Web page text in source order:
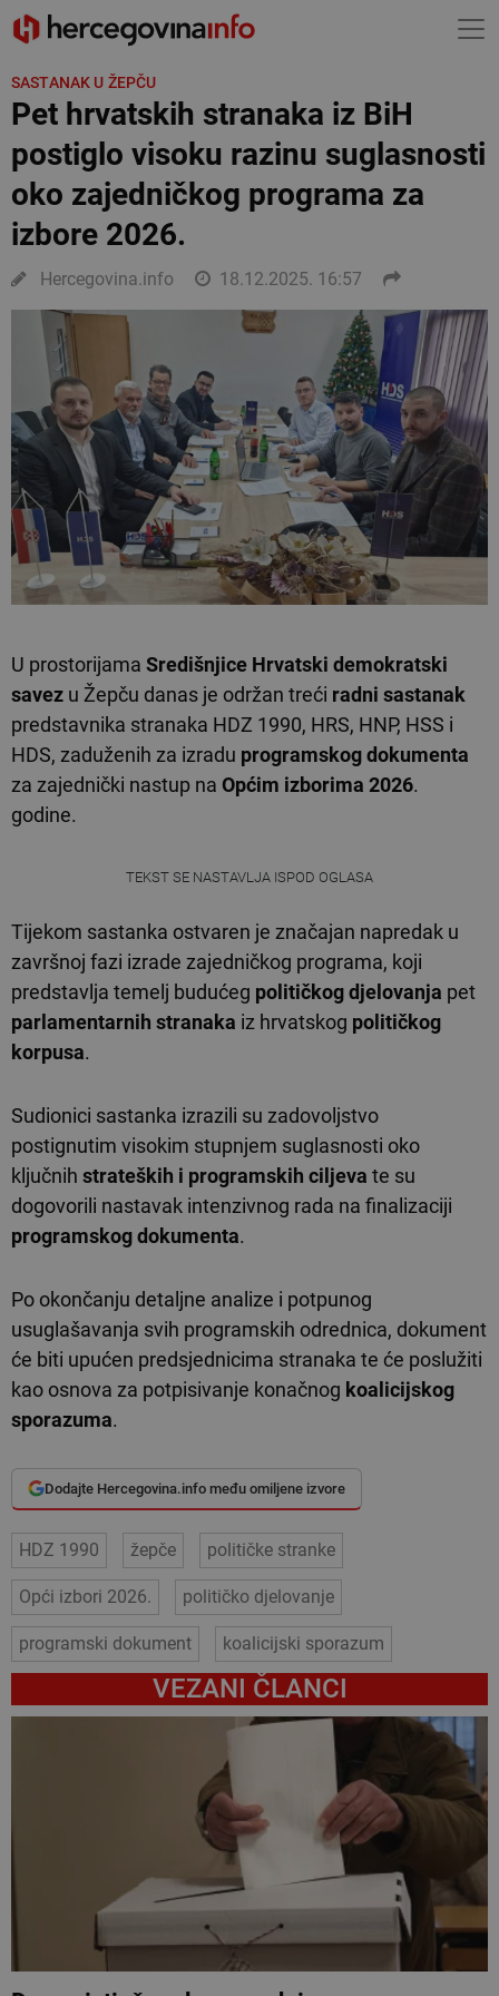
SASTANAK U ŽEPČU
Pet hrvatskih stranaka iz BiH
postiglo visoku razinu suglasnosti
oko zajedničkog programa za
izbore 2026.
Hercegovina.info 18.12.2025. 16:57
U prostorijama Središnjice Hrvatski demokratski
savez u Žepču danas je održan treći radni sastanak
predstavnika stranaka HDZ 1990, HRS, HNP, HSS i
HDS, zaduženih za izradu programskog dokumenta
za zajednički nastup na Općim izborima 2026.
godine.
TEKST SE NASTAVLJA ISPOD OGLASA
Tijekom sastanka ostvaren je značajan napredak u
završnoj fazi izrade zajedničkog programa, koji
predstavlja temelj budućeg političkog djelovanja pet
parlamentarnih stranaka iz hrvatskog političkog
korpusa.
Sudionici sastanka izrazili su zadovoljstvo
postignutim visokim stupnjem suglasnosti oko
ključnih strateških i programskih ciljeva te su
dogovorili nastavak intenzivnog rada na finalizaciji
programskog dokumenta.
Po okončanju detaljne analize i potpunog
usuglašavanja svih programskih odrednica, dokument
će biti upućen predsjednicima stranaka te će poslužiti
kao osnova za potpisivanje konačnog koalicijskog
sporazuma.
Dodajte Hercegovina.info među omiljene izvore
HDZ 1990 žepče političke stranke
Opći izbori 2026. političko djelovanje
programski dokument koalicijski sporazum
VEZANI ČLANCI